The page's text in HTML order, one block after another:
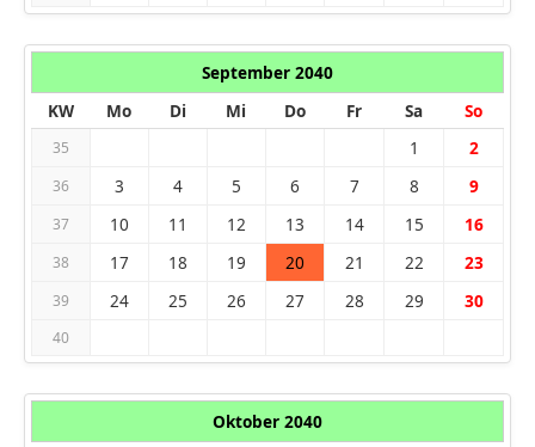
September 2040
KW
Mo Di Mi Do Fr Sa So
35 1 2
36 3 4 5 6 7 8 9
37 10 11 12 13 14 15 16
38 17 18 19 20 21 22 23
39 24 25 26 27 28 29 30
40
Oktober 2040